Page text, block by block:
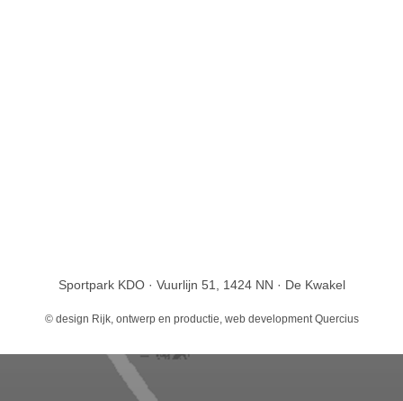
Sportpark KDO · Vuurlijn 51, 1424 NN · De Kwakel
© design Rijk, ontwerp en productie, web developmentQuercius